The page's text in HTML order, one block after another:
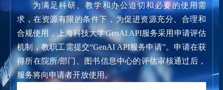
为满足科研、教学和办公迫切和必要的使用需
求，在资源有限的条件下，为促进资源充分、合理和
合规使用，上海科技大学GenAI API服务采用申请评估
机制，教职工需提交“GenAI API服务申请”。申请在获
得所在院所/部门、图书信息中心的评估审核通过后，
服务将向申请者开放使用。